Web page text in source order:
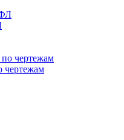
чертежам